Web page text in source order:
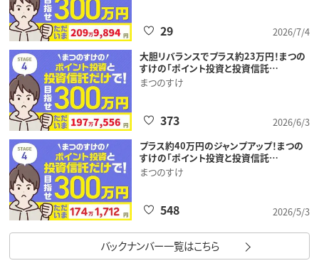
2026/7/4
29
大胆リバランスでプラス約23万円！まつの
すけの「ポイント投資と投資信託…
まつのすけ
2026/6/3
373
プラス約40万円のジャンプアップ！まつの
すけの「ポイント投資と投資信託…
まつのすけ
2026/5/3
548
バックナンバー一覧はこちら